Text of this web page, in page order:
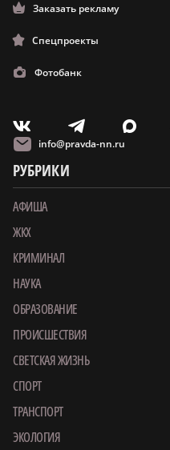
Заказать рекламу
Спецпроекты
Фотобанк
V T X
info@pravda-nn.ru
РУБРИКИ
АФИША
ЖКХ
КРИМИНАЛ
НАУКА
ОБРАЗОВАНИЕ
ПРОИСШЕСТВИЯ
СВЕТСКАЯ ЖИЗНЬ
СПОРТ
ТРАНСПОРТ
ЭКОЛОГИЯ